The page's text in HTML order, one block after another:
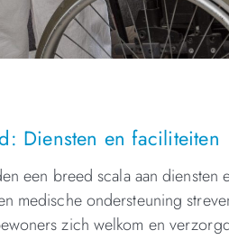
Diensten en faciliteiten
een breed scala aan diensten
medische ondersteuning
zich welkom en